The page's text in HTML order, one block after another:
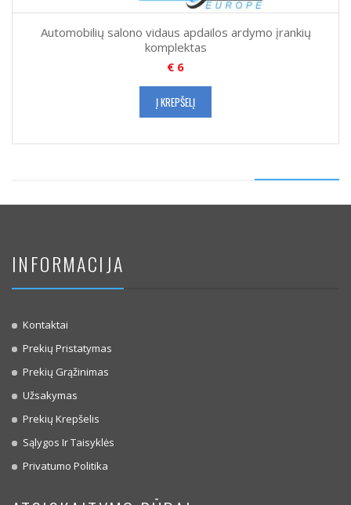
Automobilių salono vidaus apdailos ardymo įrankių
komplektas
€ 6
Į KREPŠELĮ
INFORMACIJA
Kontaktai
Prekių Pristatymas
Prekių Grąžinimas
Užsakymas
Prekių Krepšelis
Sąlygos Ir Taisyklės
Privatumo Politika